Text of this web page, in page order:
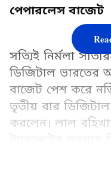
পেপারলেস বাজেট
সত্যিই নির্মলা
ডিজিটাল ভারতের
বাজেট পেশ করে
তৃতীয় বার ডিজিটাল
করলেন। লাল